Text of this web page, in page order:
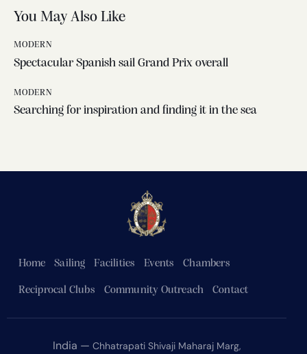
You May Also Like
MODERN
Spectacular Spanish sail Grand Prix overall
MODERN
Searching for inspiration and finding it in the sea
Home Sailing Facilities Events Chambers
Reciprocal Clubs Community Outreach Contact
India — Chhatrapati Shivaji Maharaj Marg,